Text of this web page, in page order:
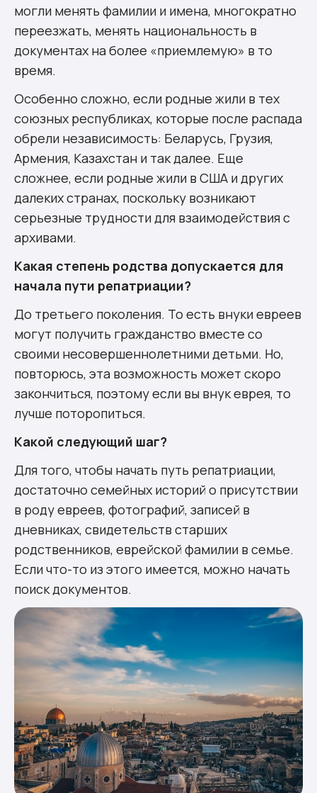
могли менять фамилии и имена, многократно
переезжать, менять национальность в
документах на более «приемлемую» в то
время.
Особенно сложно, если родные жили в тех
союзных республиках, которые после распада
обрели независимость: Беларусь, Грузия,
Армения, Казахстан и так далее. Еще
сложнее, если родные жили в США и других
далеких странах, поскольку возникают
серьезные трудности для взаимодействия с
архивами.
Какая степень родства допускается для
начала пути репатриации?
До третьего поколения. То есть внуки евреев
могут получить гражданство вместе со
своими несовершеннолетними детьми. Но,
повторюсь, эта возможность может скоро
закончиться, поэтому если вы внук еврея, то
лучше поторопиться.
Какой следующий шаг?
Для того, чтобы начать путь репатриации,
достаточно семейных историй о присутствии
в роду евреев, фотографий, записей в
дневниках, свидетельств старших
родственников, еврейской фамилии в семье.
Если что-то из этого имеется, можно начать
поиск документов.